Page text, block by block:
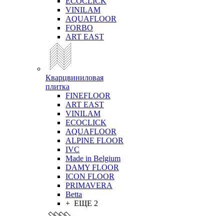
VINILAM
AQUAFLOOR
FORBO
ART EAST
Кварцвиниловая
плитка
FINEFLOOR
ART EAST
VINILAM
ECOCLICK
AQUAFLOOR
ALPINE FLOOR
IVC
Made in Belgium
DAMY FLOOR
ICON FLOOR
PRIMAVERA
Betta
+ ЕЩЕ 2